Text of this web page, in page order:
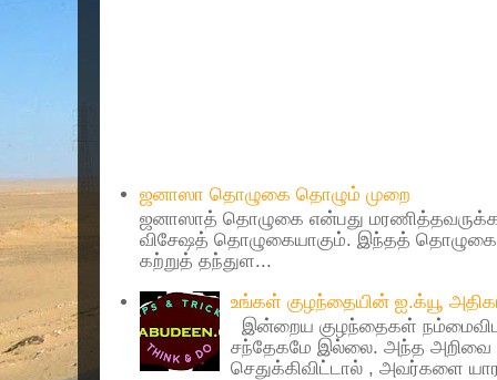
ஜனாஸா தொழுகை தொழும் முறை
ஜனாஸாத் தொழுகை என்பது
விசேஷத் தொழுகையாகும். இந்தத்
கற்றுத் தந்துள...
உங்கள் குழந்தையின் ஐ.க்யூ
இன்றைய குழந்தைகள்
சந்தேகமே இல்லை. அந்த
செதுக்கிவிட்டால் , அவர்களை